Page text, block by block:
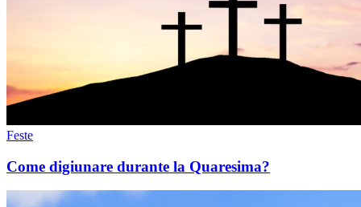
Feste
Come digiunare durante la Quaresima?